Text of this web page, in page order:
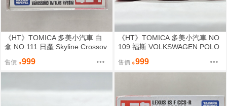
《HT》TOMICA 多美小汽車 白
盒 NO.111 日產 Skyline Crossov
售價 999
《HT》TOMICA 多美小汽車 NO
109 福斯 VOLKSWAGEN POLO
售價 999